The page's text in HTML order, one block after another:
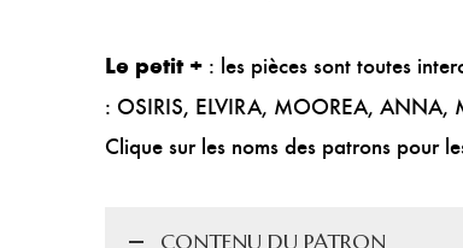
Le petit + : les pièces sont toutes
: OSIRIS, ELVIRA, MOOREA, ANNA,
Clique sur les noms des patrons pour
CONTENU DU PATRON